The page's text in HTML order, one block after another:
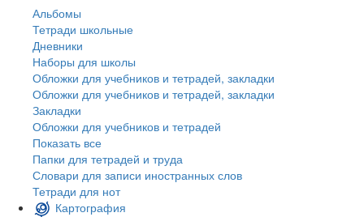
Альбомы
Тетради школьные
Дневники
Наборы для школы
Обложки для учебников и тетрадей, закладки
Обложки для учебников и тетрадей, закладки
Закладки
Обложки для учебников и тетрадей
Показать все
Папки для тетрадей и труда
Словари для записи иностранных слов
Тетради для нот
Картография